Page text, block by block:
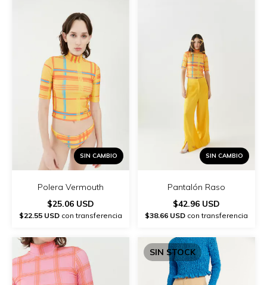
SIN CAMBIO
Polera Vermouth
$25.06 USD
$22.55 USD con transferencia
SIN CAMBIO
Pantalón Raso
$42.96 USD
$38.66 USD con transferencia
SIN STOCK